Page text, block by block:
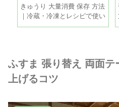
きゅうり 大量消費 保存 方法
｜冷蔵・冷凍とレシピで使い
きるコツ
ふすま 張り替え 両面テ
上げるコツ